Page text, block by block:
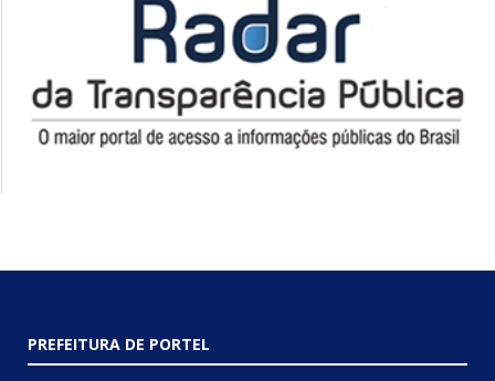
PREFEITURA DE PORTEL